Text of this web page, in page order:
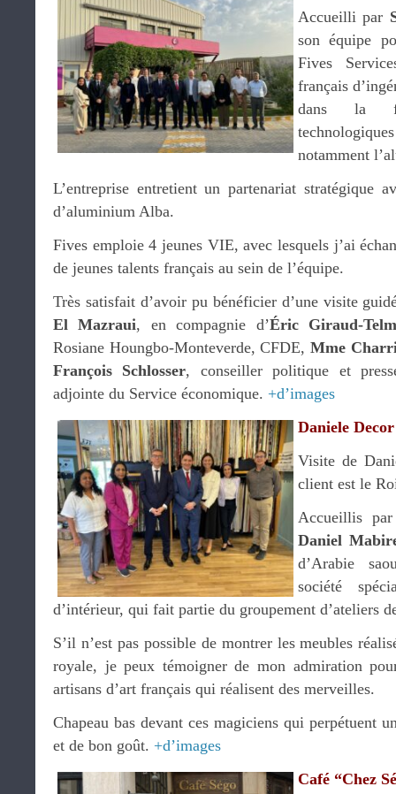
Accueilli par
son équipe
Fives
français
dans la
notamment
L’entreprise entretient un partenariat stratégique
d’aluminium Alba.
Fives emploie 4 jeunes VIE, avec lesquels j’ai
de jeunes talents français au sein de l’équipe.
Très satisfait d’avoir pu bénéficier d’une visite
El Mazraui, en compagnie d’Éric Giraud-
Rosiane Houngbo-Monteverde, CFDE, Mme
François Schlosser, conseiller politique et
adjointe du Service économique. +d’images
Daniele Decor
Visite de
client est le
Accueillis
Daniel
d’Arabie
société
d’intérieur, qui fait partie du groupement d’ateliers
S’il n’est pas possible de montrer les meubles
royale, je peux témoigner de mon admiration
artisans d’art français qui réalisent des merveilles.
Chapeau bas devant ces magiciens qui perpétuent
et de bon goût. +d’images
Café “Chez